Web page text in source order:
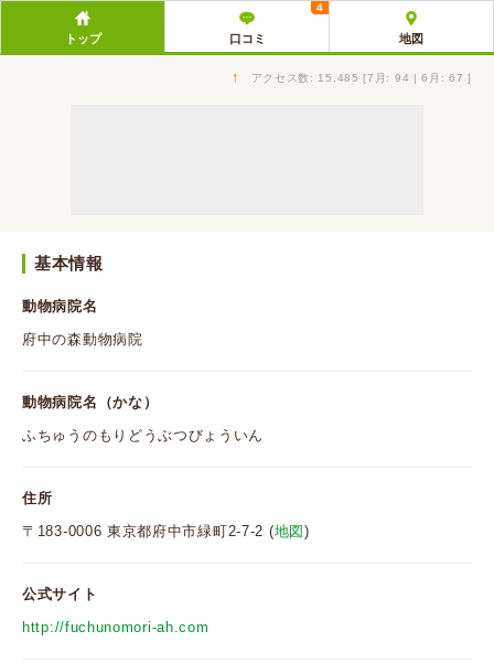
トップ 口コミ
4
地図
↑ アクセス数: 15,485 [7月: 94 | 6月: 67 ]
基本情報
動物病院名
府中の森動物病院
動物病院名（かな）
ふちゅうのもりどうぶつびょういん
住所
〒183-0006 東京都府中市緑町2-7-2 (地図 )
公式サイト
http://fuchunomori-ah.com